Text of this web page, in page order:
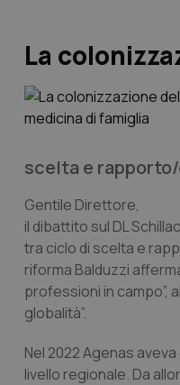
La
scelta e
Gentile Direttore,
il dibattito sul DL
tra ciclo di scelta e
riforma Balduzzi
professioni in campo”,
globalità”.
Nel 2022 Agenas
livello regionale. Da